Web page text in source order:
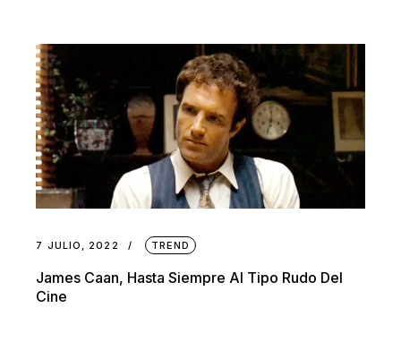
7 JULIO, 2022 TREND
James Caan, Hasta Siempre Al Tipo Rudo Del
Cine